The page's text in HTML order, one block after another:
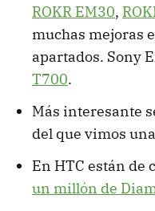
ROKR EM30,
muchas mejoras
apartados. Sony
T700.
Más interesante
del que vimos
En HTC están de
un millón de